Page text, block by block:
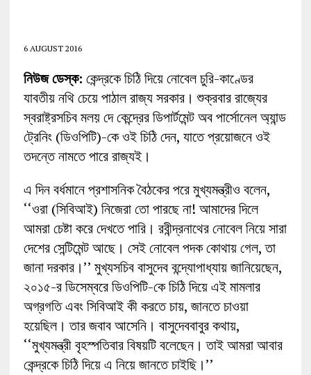
6 AUGUST 2016
নিউজ ডেস্ক: কেন্দ্রকে চিঠি দিয়ে নোবেল চুরি-কাণ্ডের
যাবতীয় নথি চেয়ে পাঠাল রাজ্য সরকার। শুক্রবার রাজ্যের
স্বরাষ্ট্রসচিব মলয় দে কেন্দ্রের ডিপার্টমেন্ট অব পার্সোনেল অ্যান্ড
ট্রেনিং (ডিওপিটি)-কে ওই চিঠি দেন, যাতে প্রয়োজনে ওই
তদন্তে নামতে পারে রাজ্যই।
এ দিন বর্ধমানে প্রশাসনিক বৈঠকের পরে মুখ্যমন্ত্রীও বলেন,
‘‘ওরা (সিবিআই) নিজেরা তো পারছে না! আমাদের দিলে
আমরা চেষ্টা করে দেখতে পারি। রবীন্দ্রনাথের নোবেল নিয়ে সারা
দেশের সেন্টিমেন্ট আছে। সেই নোবেল পদক কোথায় গেল, তা
জানা দরকার।’’ মুখ্যসচিব বাসুদেব বন্দ্যোপাধ্যায় জানিয়েছেন,
২০১৫-র ডিসেম্বরে ডিওপিটি-কে চিঠি দিয়ে এই মামলার
অগ্রগতি এবং সিবিআই কী করতে চায়, জানতে চাওয়া
হয়েছিল। তার জবাব আসেনি। বাসুদেববাবুর কথায়,
‘‘মুখ্যমন্ত্রী বৃহস্পতিবার বিষয়টি বলেছেন। তাই আমরা আবার
কেন্দ্রকে চিঠি দিয়ে এ নিয়ে জানতে চাইছি।’’